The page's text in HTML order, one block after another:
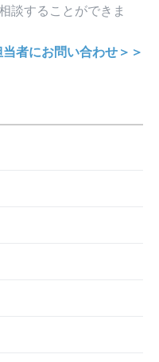
談することができま
当者にお問い合わせ＞＞